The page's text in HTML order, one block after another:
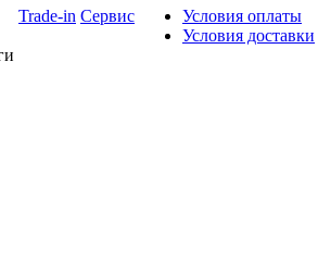
Trade-in Сервис
Условия оплаты
Условия доставки